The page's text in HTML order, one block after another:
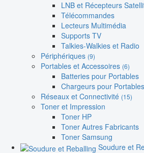
LNB et Récepteurs
Télécommandes
Lecteurs Multimédia
Supports TV
Talkies-Walkies et Radio
Périphériques (9)
Portables et Accessoires (6)
Batteries pour Portables
Chargeurs pour Portables
Réseaux et Connectivité (15)
Toner et Impression
Toner HP
Toner Autres Fabricants
Toner Samsung
Soudure et